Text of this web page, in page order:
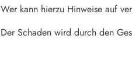
Wer kann hierzu Hinweise auf
Der Schaden wird durch den